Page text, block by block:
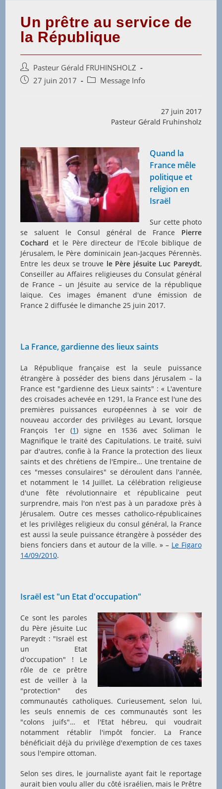
Un prêtre au service de
la République
Auteur/autrice
de
Pasteur Gérald FRUHINSHOLZ
Post27 juin 2017
PostMessage Info
27 juin 2017
Pasteur Gérald Fruhinsholz
Quand la
France mêle
politique et
religion en
Israël
Sur cette photo
se saluent le Consul général de France Pierre
Cochard et le Père directeur de l'Ecole biblique de
Jérusalem, le Père dominicain Jean-Jacques Pérennès.
Entre les deux se trouve le Père jésuite Luc Pareydt,
Conseiller au Affaires religieuses du Consulat général
de France – un Jésuite au service de la république
laïque. Ces images émanent d'une émission de
France 2 diffusée le dimanche 25 juin 2017.
La France, gardienne des lieux saints
La République française est la seule puissance
étrangère à posséder des biens dans Jérusalem – la
France est "gardienne des Lieux saints" : « L'aventure
des croisades achevée en 1291, la France est l'une des
premières puissances européennes à se voir de
nouveau accorder des privilèges au Levant, lorsque
François 1er (1) signe en 1536 avec Soliman le
Magnifique le traité des Capitulations. Le traité, suivi
par d'autres, confie à la France la protection des lieux
saints et des chrétiens de l'Empire… Une trentaine de
ces "messes consulaires" se déroulent dans l'année,
et notamment le 14 Juillet. La célébration religieuse
d'une fête révolutionnaire et républicaine peut
surprendre, mais l'on n'est pas à un paradoxe près à
Jérusalem. Outre ces messes catholico-républicaines
et les privilèges religieux du consul général, la France
est aussi la seule puissance étrangère à posséder des
biens fonciers dans et autour de la ville. » – Le Figaro
14/09/2010.
Israël est "un Etat d'occupation"
Ce sont les paroles
du Père jésuite Luc
Pareydt : "Israël est
un Etat
d'occupation" ! Le
rôle de ce prêtre
est de veiller à la
"protection" des
communautés catholiques. Curieusement, selon lui,
les seuls ennemis de ces communautés sont les
"colons juifs"… et l'Etat hébreu, qui voudrait
notamment rétablir l'impôt foncier. La France
bénéficiait déjà du privilège d'exemption de ces taxes
sous l'empire ottoman.
Selon ses dires, le journaliste ayant fait le reportage
aurait bien voulu aller du côté israélien, mais le Prêtre